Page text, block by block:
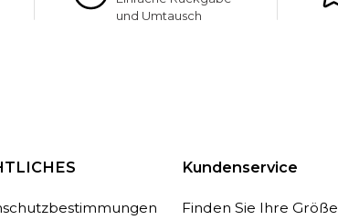
und Umtausch
Kundenservice
Finden Sie Ihre Größe